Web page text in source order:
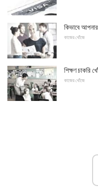
কিভাবে আপনার
কাজের খোঁজে
শিক্ষণ চাকরি
কাজের খোঁজে